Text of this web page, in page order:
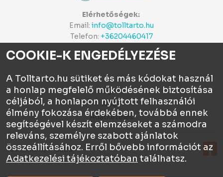
Elérhetőségek:
Email: info@tolltarto.hu
Telefon: +36204460417
Céginfo
ÁSZF
Adatkezelés
Tolltartó.hu © 2026
COOKIE-K ENGEDÉLYEZÉSE
A Tolltarto.hu sütiket és más kódokat használ
a honlap megfelelő működésének biztosítása
céljából, a honlapon nyújtott felhasználói
élmény fokozása érdekében, továbbá ennek
segítségével készít elemzéseket a számodra
releváns, személyre szabott ajánlatok
összeállításához. Erről bővebb információt az
Adatkezelési tájékoztatóban találhatsz.